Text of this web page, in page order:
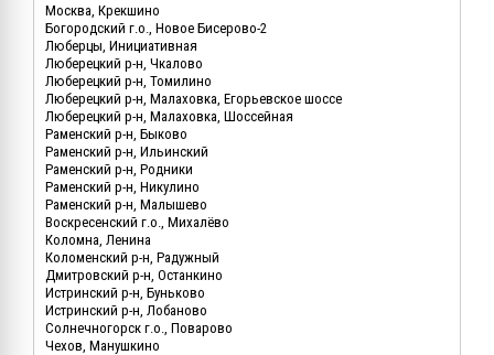
Москва, Крекшино
Богородский г.о., Новое Бисерово-2
Люберцы, Инициативная
Люберецкий р-н, Чкалово
Люберецкий р-н, Томилино
Люберецкий р-н, Малаховка, Егорьевское шоссе
Люберецкий р-н, Малаховка, Шоссейная
Раменский р-н, Быково
Раменский р-н, Ильинский
Раменский р-н, Родники
Раменский р-н, Никулино
Раменский р-н, Малышево
Воскресенский г.о., Михалёво
Коломна, Ленина
Коломенский р-н, Радужный
Дмитровский р-н, Останкино
Истринский р-н, Буньково
Истринский р-н, Лобаново
Солнечногорск г.о., Поварово
Чехов, Манушкино